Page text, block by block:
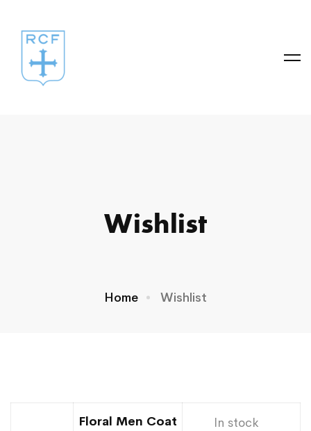
Wishlist
Home Wishlist
WishlistFloral Men Coat In stock